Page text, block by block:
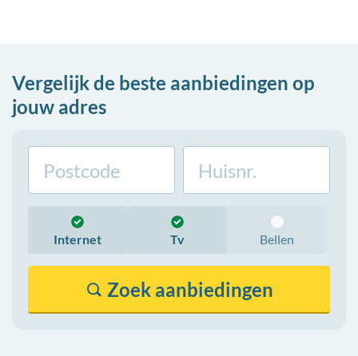
Vergelijk de beste aanbiedingen op
jouw adres
Internet Tv Bellen
Zoek aanbiedingen